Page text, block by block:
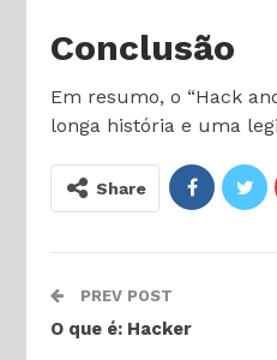
Conclusão
Em resumo, o “Hack
longa história e uma
Share
PREV POST
O que é: Hacker